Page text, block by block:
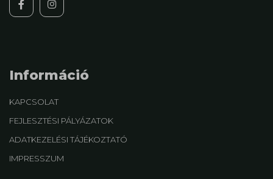
Információ
KAPCSOLAT
FEJLESZTÉSI PÁLYÁZATOK
ADATKEZELÉSI TÁJÉKOZTATÓ
IMPRESSZUM